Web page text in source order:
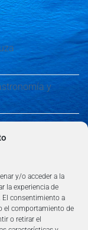
y/o acceder a la
la experiencia de
El consentimiento a
el comportamiento de
o retirar el
y
y